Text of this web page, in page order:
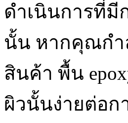
ดำเนินการที่มี
นั้น หากคุณกำ
สินค้า พื้น
ผิวนั้นง่ายต่อก